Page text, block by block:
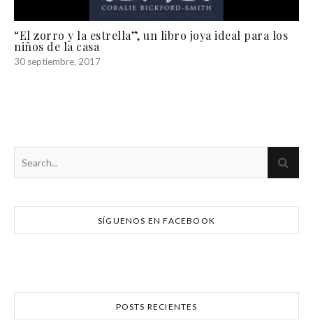
“El zorro y la estrella”, un libro joya ideal para los
niños de la casa
30 septiembre, 2017
SÍGUENOS EN FACEBOOK
POSTS RECIENTES